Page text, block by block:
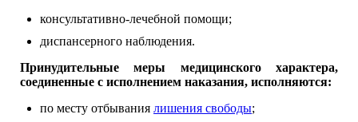
консультативно-лечебной помощи;
диспансерного наблюдения.
Принудительные меры медицинского характера,
соединенные с исполнением наказания, исполняются:
по месту отбывания лишения свободы;